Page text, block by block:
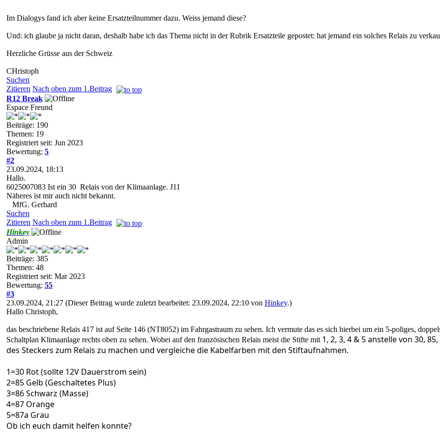
Im Dialogys fand ich aber keine Ersatzteilnummer dazu. Weiss jemand diese?
Und: ich glaube ja nicht daran, deshalb habe ich das Thema nicht in der Rubrik Ersatzteile gepostet: hat jemand ein solches Relais zu
Herzliche Grüsse aus der Schweiz
CHristoph
Suchen
Zitieren Nach oben zum 1.Beitrag
R12 Break
Espace Freund
Beiträge: 190
Themen: 19
Registriert seit: Jun 2023
Bewertung: 5
#2
23.09.2024, 18:13
Hallo.
6025007083 Ist ein 30 Relais von der Klimaanlage. J11
Näheres ist mir auch nicht bekannt.
MfG. Gerhard
Suchen
Zitieren Nach oben zum 1.Beitrag
Hinkey
Admin
Beiträge: 385
Themen: 48
Registriert seit: Mar 2023
Bewertung: 55
#3
23.09.2024, 21:27 (Dieser Beitrag wurde zuletzt bearbeitet: 23.09.2024, 22:10 von Hinkey.)
Hallo Christoph,
das beschriebene Relais 417 ist auf Seite 146 (NT8052) im Fahrgastraum zu sehen. Ich vermute das es sich hierbei um ein 5-poliges,
Schaltplan Klimaanlage rechts oben zu sehen. Wobei auf den französischen Relais meist die Stifte mit 1, 2, 3, 4 & 5 anstelle von 30,
des Steckers zum Relais zu machen und vergleiche die Kabelfarben mit den Stiftaufnahmen.
1=30 Rot (sollte 12V Dauerstrom sein)
2=85 Gelb (Geschaltetes Plus)
3=86 Schwarz (Masse)
4=87 Orange
5=87a Grau
Ob ich euch damit helfen konnte?